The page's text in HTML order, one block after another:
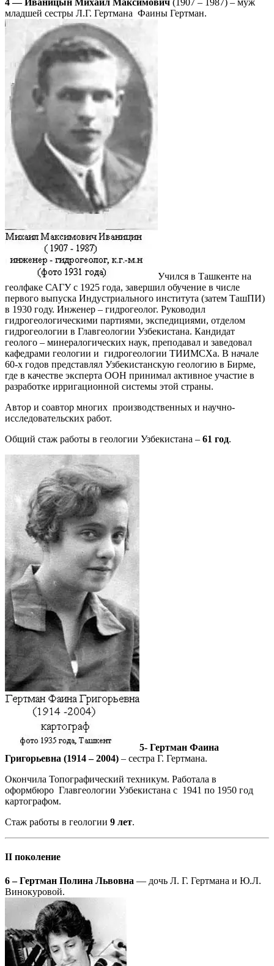
младшей сестры Л.Г. Гертмана Фаины Гертман.
Учился в Ташкенте на
геолфаке САГУ с 1925 года, завершил обучение в числе
первого выпуска Индустриального института (затем ТашПИ)
в 1930 году. Инженер – гидрогеолог. Руководил
гидрогеологическими партиями, экспедициями, отделом
гидрогеологии в Главгеологии Узбекистана. Кандидат
геолого – минералогических наук, преподавал и заведовал
кафедрами геологии и гидрогеологии ТИИМСХа. В начале
60-х годов представлял Узбекистанскую геологию в Бирме,
где в качестве эксперта ООН принимал активное участие в
разработке ирригационной системы этой страны.
Автор и соавтор многих производственных и научно-
исследовательских работ.
Общий стаж работы в геологии Узбекистана – 61 год.
5- Гертман Фаина
Григорьевна (1914 – 2004) – сестра Г. Гертмана.
Окончила Топографический техникум. Работала в
оформбюро Главгеологии Узбекистана с 1941 по 1950 год
картографом.
Стаж работы в геологии 9 лет.
II поколение
6 – Гертман Полина Львовна — дочь Л. Г. Гертмана и Ю.Л.
Винокуровой.